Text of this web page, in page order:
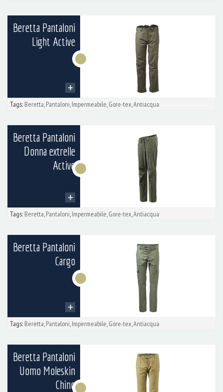
Beretta Pantaloni
Light Active
Tags: Beretta,Pantaloni,Impermeabile,Gore-tex,Antiacqua
Beretta Pantaloni
Donna extrelle
Active
Tags: Beretta,Pantaloni,Impermeabile,Gore-tex,Antiacqua
Beretta Pantaloni
Cargo
Tags: Beretta,Pantaloni,Impermeabile,Gore-tex,Antiacqua
Beretta Pantaloni
Uomo Moleskin
Chino